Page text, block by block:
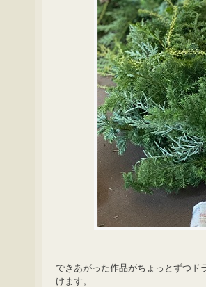
できあがった作品がちょっとずつド
けます。